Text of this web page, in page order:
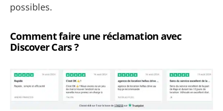
possibles.
Comment faire une réclamation avec
Discover Cars ?